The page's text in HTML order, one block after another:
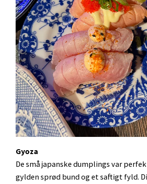
Gyoza
De små japanske dumplings var
gylden sprød bund og et saftigt fyld.